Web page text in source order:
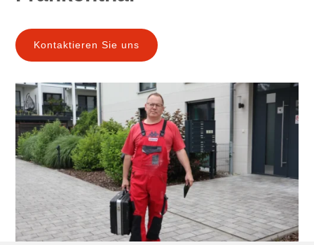
Kontaktieren Sie uns